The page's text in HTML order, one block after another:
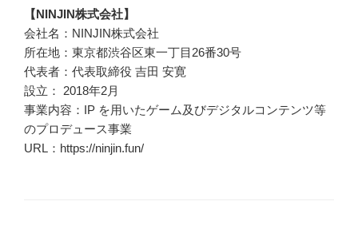
【NINJIN株式会社】
会社名：NINJIN株式会社
所在地：東京都渋谷区東一丁目26番30号
代表者：代表取締役 吉田 安寛
設立： 2018年2月
事業内容：IP を用いたゲーム及びデジタルコンテンツ等
のプロデュース事業
URL：https://ninjin.fun/